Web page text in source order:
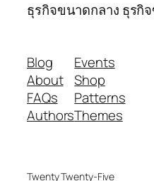
ธุรกิจขนาดกลาง ธุรกิ
Blog
About
FAQs
Authors
Events
Shop
Patterns
Themes
Twenty Twenty-Five